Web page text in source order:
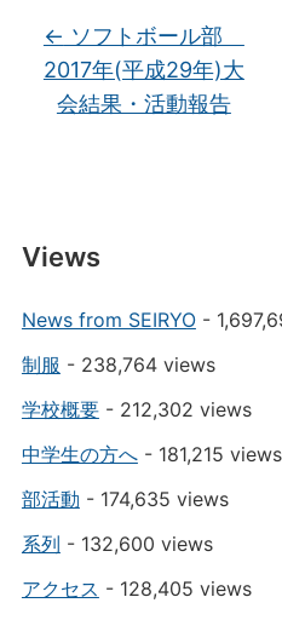
← ソフトボール部
2017年(平成29年)大
会結果・活動報告
Views
News from SEIRYO-
制服 - 238,764 views
学校概要- 212,302 views
中学生の方へ- 181,215 views
部活動 - 174,635 views
系列 - 132,600 views
アクセス - 128,405 views